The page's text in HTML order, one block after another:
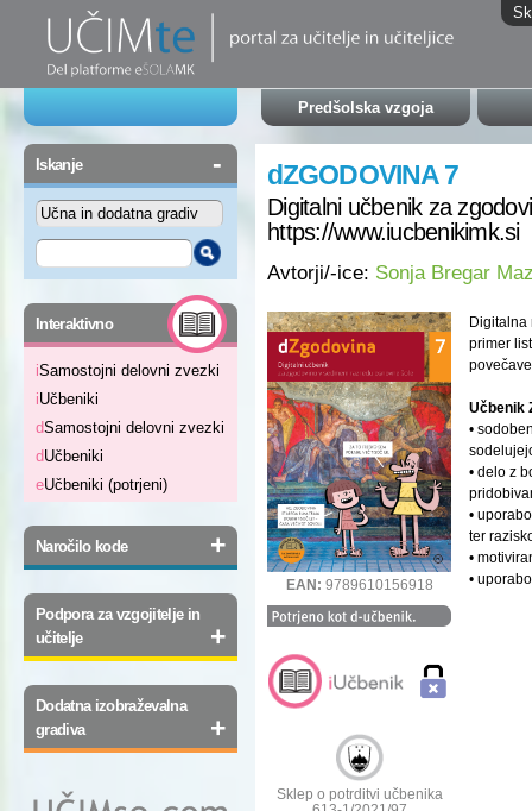
Predšolska vzgoja
Iskanje -
Interaktivno -
iSamostojni delovni zvezki
iUčbeniki
dSamostojni delovni zvezki
dUčbeniki
eUčbeniki (potrjeni)
Naročilo kode +
Podpora za vzgojitelje in
učitelje
+
Dodatna izobraževalna
gradiva
+
dZGODOVINA 7
Digitalni učbenik za
https://www.iucbenikimk.si
Avtorji/-ice: Sonja Bregar
EAN: 9789610156918
Sklep o potrditvi učbenika
Digitalna
primer
Učbenik
•
• delo z
•
ter
•
•